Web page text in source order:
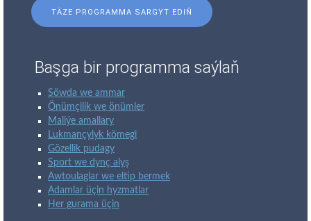
TÄZE PROGRAMMA SARGYT EDIŇ
Başga bir programma saýlaň
Söwda we ammar
Önümçilik we önümler
Maliýe amallary
Lukmançylyk kömegi
Gözellik pudagy
Sport we dynç alyş
Awtoulaglar we eltip bermek
Adamlar üçin hyzmatlar
Her gurama üçin